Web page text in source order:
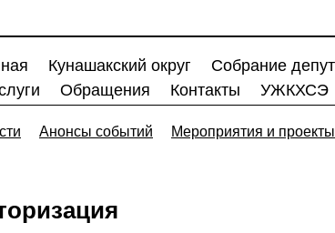
Кунашакский округ Собрание
Обращения Контакты УЖКХСЭ
Анонсы событий Мероприятия и проекты